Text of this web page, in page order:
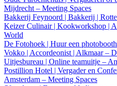
Mijdrecht – Meeting Spaces
Bakkerij Feynoord | Bakkerij |
Keizer Culinair | Kookworkshop |
World
De Fotohoek | Huur een
Vokko | Accordeonist | Alkmaar –
Uitjesbureau | Online teamuitje –
Postillion Hotel | Vergader en
Amsterdam – Meeting Spaces